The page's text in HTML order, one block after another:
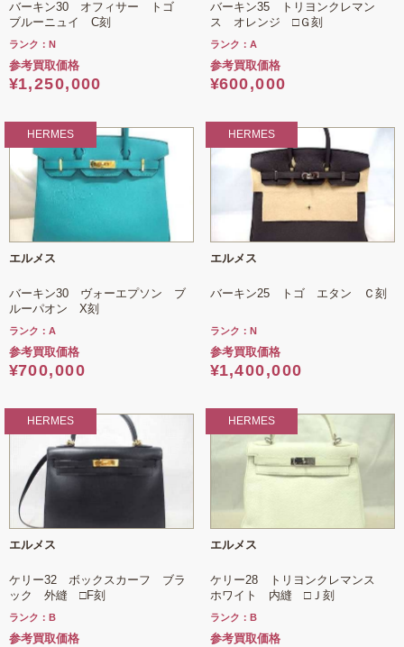
バーキン30 オフィサー トゴ
ブルーニュイ C刻
ランク：N
参考買取価格
¥1,250,000
バーキン35 トリヨンクレマン
ス オレンジ □Ｇ刻
ランク：A
参考買取価格
¥600,000
HERMES
エルメス
バーキン30 ヴォーエプソン ブ
ルーパオン X刻
ランク：A
参考買取価格
¥700,000
HERMES
エルメス
バーキン25 トゴ エタン Ｃ刻
ランク：N
参考買取価格
¥1,400,000
HERMES
エルメス
ケリー32 ボックスカーフ ブラ
ック 外縫 □F刻
ランク：B
参考買取価格
HERMES
エルメス
ケリー28 トリヨンクレマンス
ホワイト 内縫 □Ｊ刻
ランク：B
参考買取価格